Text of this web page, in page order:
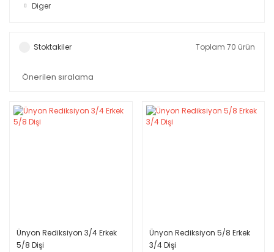
Diger
Stoktakiler Toplam 70 ürün
Ünyon Rediksiyon 3/4 Erkek
5/8 Dişi
Ünyon Rediksiyon 5/8 Erkek
3/4 Dişi